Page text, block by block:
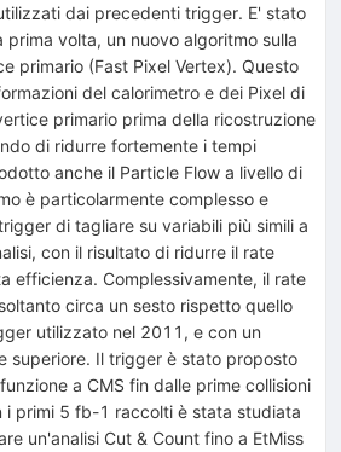
dai precedenti trigger. E' stato
volta, un nuovo algoritmo sulla
primario (Fast Pixel Vertex). Questo
del calorimetro e dei Pixel di
primario prima della ricostruzione
di ridurre fortemente i tempi
anche il Particle Flow a livello di
è particolarmente complesso e
di tagliare su variabili più simili a
con il risultato di ridurre il rate
efficienza. Complessivamente, il rate
circa un sesto rispetto quello
utilizzato nel 2011, e con un
superiore. Il trigger è stato proposto
a CMS fin dalle prime collisioni
i primi 5 fb-1 raccolti è stata studiata
un'analisi Cut & Count fino a EtMiss